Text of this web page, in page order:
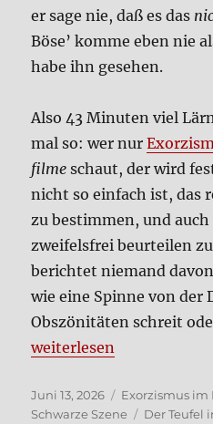
er sage nie, daß es das
Böse’ kom­me eben nie
habe ihn gese­hen.
Also 43 Minu­ten viel
mal so: wer nur
fil­me schaut, der wird
nicht so ein­fach ist, das
zu bestim­men, und
zwei­fels­frei beur­tei­len
berich­tet nie­mand
wie eine Spin­ne von der
Obszö­ni­tä­ten schreit
„Der Teu­fel in mir –
wei­ter­le­sen
Veröffentlicht
am
Juni 13, 2026 Kategorien
Exorzismus im
Schwarze Szene
Der Teufel